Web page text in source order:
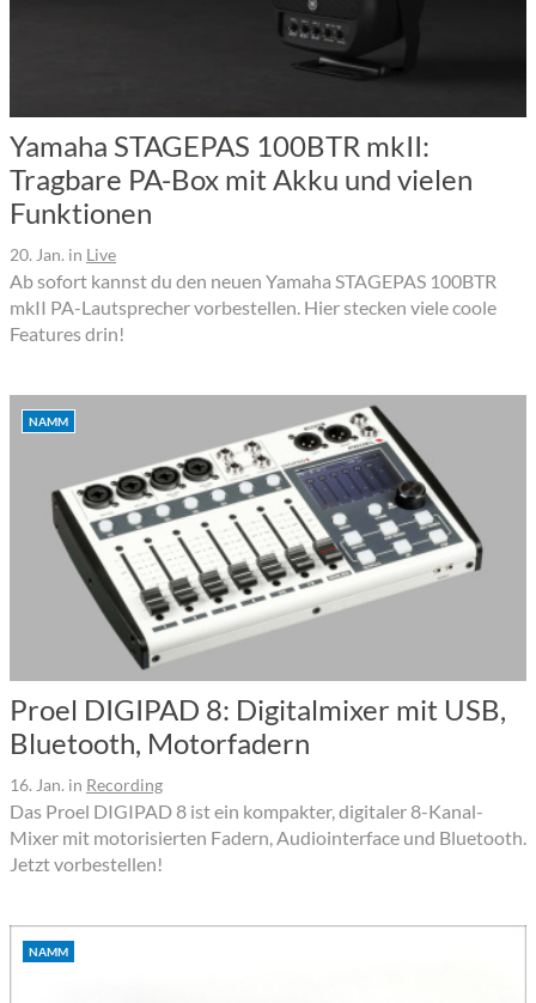
Yamaha STAGEPAS 100BTR mkII:
Tragbare PA-Box mit Akku und vielen
Funktionen
20. Jan. in Live
Ab sofort kannst du den neuen Yamaha STAGEPAS 100BTR
mkII PA-Lautsprecher vorbestellen. Hier stecken viele coole
Features drin!
NAMM
Proel DIGIPAD 8: Digitalmixer mit USB,
Bluetooth, Motorfadern
16. Jan. in Recording
Das Proel DIGIPAD 8 ist ein kompakter, digitaler 8-Kanal-
Mixer mit motorisierten Fadern, Audiointerface und Bluetooth.
Jetzt vorbestellen!
NAMM